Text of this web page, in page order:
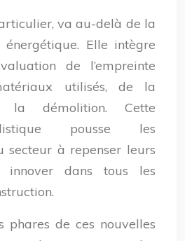
va au-delà de la
Elle intègre
de l’empreinte
utilisés, de la
la démolition. Cette
pousse les
secteur à repenser leurs
dans tous les
phares de ces nouvelles